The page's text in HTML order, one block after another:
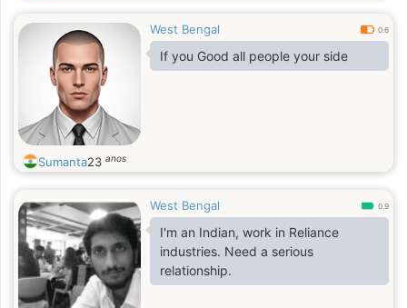
West Bengal 0.6
If you Good all people your side
Sumanta23 anos
West Bengal 0.9
I'm an Indian, work in Reliance
industries. Need a serious
relationship.